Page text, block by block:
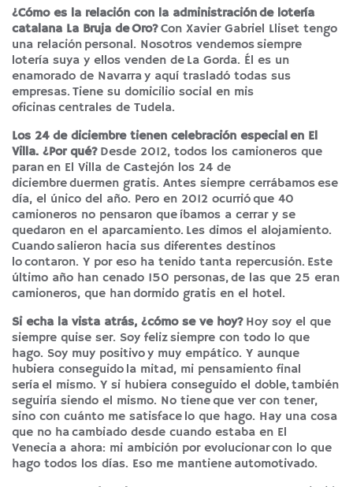
¿Cómo es la relación con la administración de lotería
catalana La Bruja de Oro?Con Xavier Gabriel Lliset tengo
una relación personal. Nosotros vendemos siempre
lotería suya y ellos venden de La Gorda. Él es un
enamorado de Navarra y aquí trasladó todas sus
empresas. Tiene su domicilio social en mis
oficinas centrales de Tudela.
Los 24 de diciembre tienen celebración especial en El
Villa. ¿Por qué? Desde 2012, todos los camioneros que
paran en El Villa de Castejón los 24 de
diciembre duermen gratis. Antes siempre cerrábamos ese
día, el único del año. Pero en 2012 ocurrió que 40
camioneros no pensaron que íbamos a cerrar y se
quedaron en el aparcamiento. Les dimos el alojamiento.
Cuando salieron hacia sus diferentes destinos
lo contaron. Y por eso ha tenido tanta repercusión. Este
último año han cenado 150 personas, de las que 25 eran
camioneros, que han dormido gratis en el hotel.
Si echa la vista atrás, ¿cómo se ve hoy? Hoy soy el que
siempre quise ser. Soy feliz siempre con todo lo que
hago. Soy muy positivo y muy empático. Y aunque
hubiera conseguido la mitad, mi pensamiento final
sería el mismo. Y si hubiera conseguido el doble, también
seguiría siendo el mismo. No tiene que ver con tener,
sino con cuánto me satisface lo que hago. Hay una cosa
que no ha cambiado desde cuando estaba en El
Venecia a ahora: mi ambición por evolucionar con lo que
hago todos los días. Eso me mantiene automotivado.